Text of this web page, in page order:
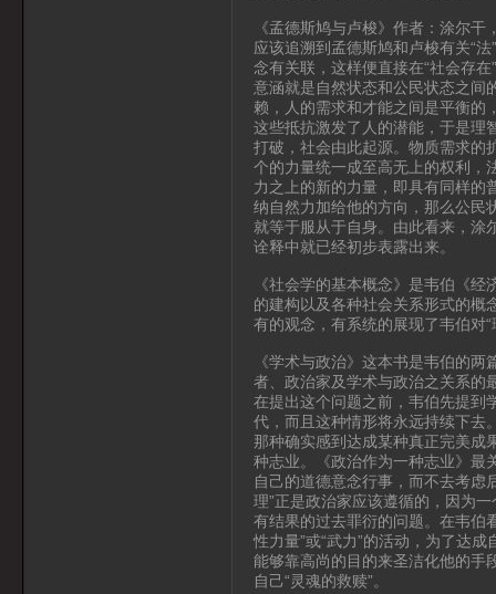
《孟德斯鸠与卢梭》作者：涂尔
应该追溯到孟德斯鸠和卢梭有关“
念有关联，这样便直接在“社会存
意涵就是自然状态和公民状态之间
赖，人的需求和才能之间是平衡的
这些抵抗激发了人的潜能，于是理
打破，社会由此起源。物质需求的
个的力量统一成至高无上的权利，
力之上的新的力量，即具有同样的
纳自然力加给他的方向，那么公民
就等于服从于自身。由此看来，涂
诠释中就已经初步表露出来。
《社会学的基本概念》是韦伯《
的建构以及各种社会关系形式的概
有的观念，有系统的展现了韦伯对
《学术与政治》这本书是韦伯的
者、政治家及学术与政治之关系的
在提出这个问题之前，韦伯先提到
代，而且这种情形将永远持续下去
那种确实感到达成某种真正完美成
种志业。《政治作为一种志业》最
自己的道德意念行事，而不去考虑
理”正是政治家应该遵循的，因为
有结果的过去罪衍的问题。在韦伯
性力量”或“武力”的活动，为了达
能够靠高尚的目的来圣洁化他的手
自己“灵魂的救赎”。